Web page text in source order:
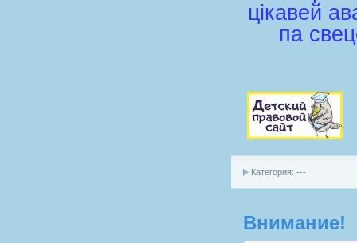
цікавей
па
Категория: ---
Внимание!